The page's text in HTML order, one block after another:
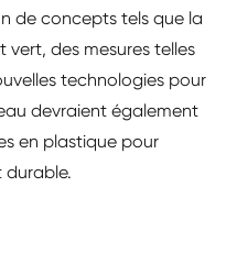
de concepts tels que la
des mesures telles
technologies pour
devraient également
en plastique pour
durable.